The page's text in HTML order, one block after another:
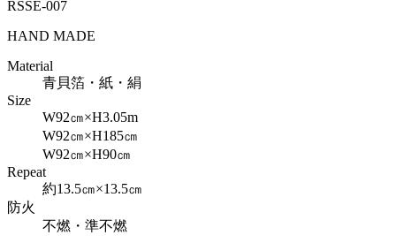
RSSE-007
HAND MADE
Material
青貝箔・紙・絹
Size
W92㎝×H3.05m
W92㎝×H185㎝
W92㎝×H90㎝
Repeat
約13.5㎝×13.5㎝
防火
不燃・準不燃